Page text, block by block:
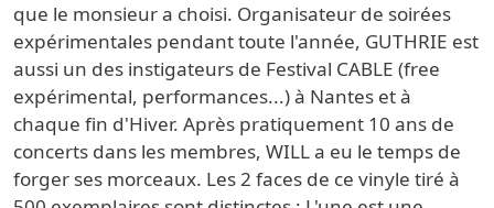
que le monsieur a choisi. Organisateur de soirées
expérimentales pendant toute l'année, GUTHRIE est
aussi un des instigateurs de Festival CABLE (free
expérimental, performances...) à Nantes et à
chaque fin d'Hiver. Après pratiquement 10 ans de
concerts dans les membres, WILL a eu le temps de
forger ses morceaux. Les 2 faces de ce vinyle tiré à